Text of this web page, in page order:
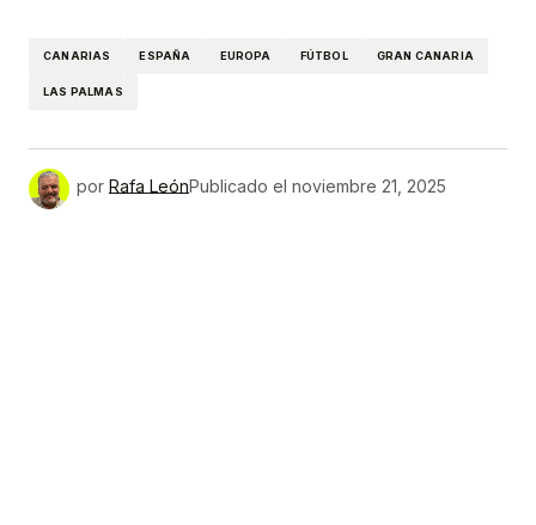
CANARIAS ESPAÑA EUROPA FÚTBOL GRAN CANARIA
LAS PALMAS
por Rafa LeónPublicado el noviembre 21, 2025